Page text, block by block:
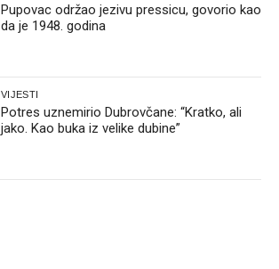
Pupovac održao jezivu pressicu, govorio kao
da je 1948. godina
VIJESTI
Potres uznemirio Dubrovčane: “Kratko, ali
jako. Kao buka iz velike dubine”